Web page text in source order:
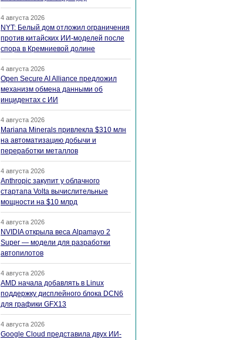
4 августа 2026
NYT: Белый дом отложил ограничения
против китайских ИИ-моделей после
спора в Кремниевой долине
4 августа 2026
Open Secure AI Alliance предложил
механизм обмена данными об
инцидентах с ИИ
4 августа 2026
Mariana Minerals привлекла $310 млн
на автоматизацию добычи и
переработки металлов
4 августа 2026
Anthropic закупит у облачного
стартапа Volta вычислительные
мощности на $10 млрд
4 августа 2026
NVIDIA открыла веса Alpamayo 2
Super — модели для разработки
автопилотов
4 августа 2026
AMD начала добавлять в Linux
поддержку дисплейного блока DCN6
для графики GFX13
4 августа 2026
Google Cloud представила двух ИИ-